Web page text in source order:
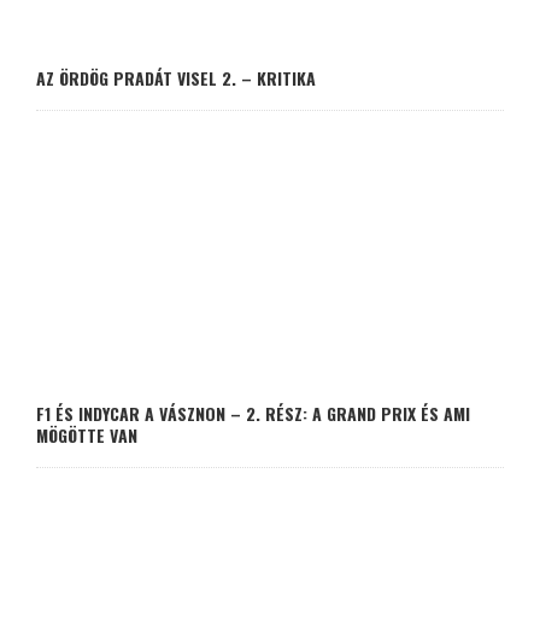
AZ ÖRDÖG PRADÁT VISEL 2. – KRITIKA
F1 ÉS INDYCAR A VÁSZNON – 2. RÉSZ: A GRAND PRIX ÉS AMI
MÖGÖTTE VAN